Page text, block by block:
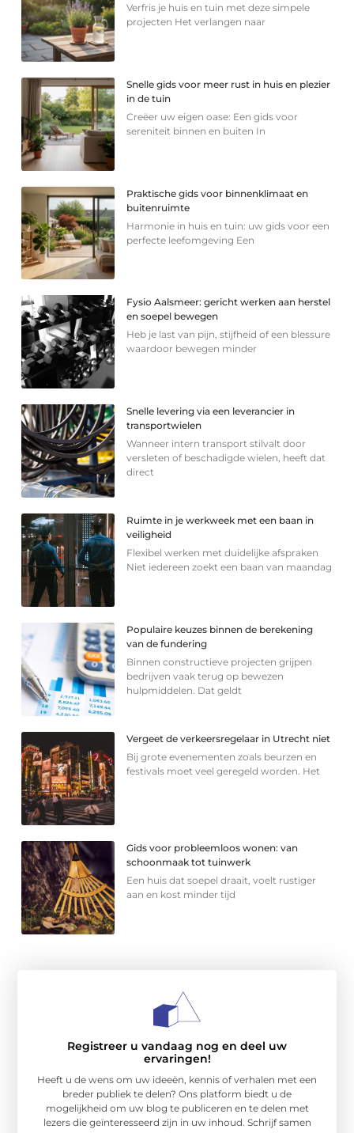
Verfris je huis en tuin met deze simpele
projecten Het verlangen naar
Snelle gids voor meer rust in huis en plezier
in de tuin
Creëer uw eigen oase: Een gids voor
sereniteit binnen en buiten In
Praktische gids voor binnenklimaat en
buitenruimte
Harmonie in huis en tuin: uw gids voor een
perfecte leefomgeving Een
Fysio Aalsmeer: gericht werken aan herstel
en soepel bewegen
Heb je last van pijn, stijfheid of een blessure
waardoor bewegen minder
Snelle levering via een leverancier in
transportwielen
Wanneer intern transport stilvalt door
versleten of beschadigde wielen, heeft dat
direct
Ruimte in je werkweek met een baan in
veiligheid
Flexibel werken met duidelijke afspraken
Niet iedereen zoekt een baan van maandag
Populaire keuzes binnen de berekening
van de fundering
Binnen constructieve projecten grijpen
bedrijven vaak terug op bewezen
hulpmiddelen. Dat geldt
Vergeet de verkeersregelaar in Utrecht niet
Bij grote evenementen zoals beurzen en
festivals moet veel geregeld worden. Het
Gids voor probleemloos wonen: van
schoonmaak tot tuinwerk
Een huis dat soepel draait, voelt rustiger
aan en kost minder tijd
Registreer u vandaag nog en deel uw
ervaringen!
Heeft u de wens om uw ideeën, kennis of verhalen met een
breder publiek te delen? Ons platform biedt u de
mogelijkheid om uw blog te publiceren en te delen met
lezers die geïnteresseerd zijn in uw inhoud. Schrijf samen